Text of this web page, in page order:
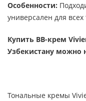
Особенности:
универсален для
Купить BB-крем
Узбекистану можно
Тональные кремы